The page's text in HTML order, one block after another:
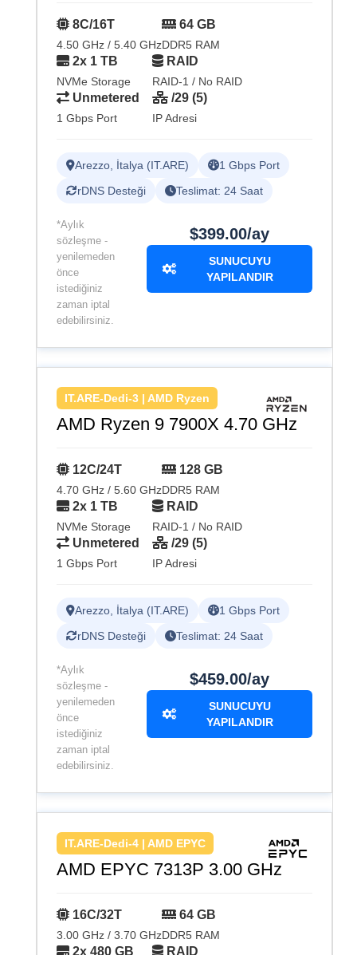
8C/16T
4.50 GHz / 5.40 GHz
64 GB
DDR5 RAM
2x 1 TB
NVMe Storage
RAID
RAID-1 / No RAID
Unmetered
1 Gbps Port
/29 (5)
IP Adresi
Arezzo, İtalya (IT.ARE)
1 Gbps Port
rDNS Desteği
Teslimat: 24 Saat
*Aylık
sözleşme -
yenilemeden
önce
istediğiniz
zaman iptal
edebilirsiniz.
$399.00/ay
SUNUCUYU
YAPILANDIR
IT.ARE-Dedi-3 | AMD Ryzen
AMD Ryzen 9 7900X 4.70 GHz
12C/24T
4.70 GHz / 5.60 GHz
128 GB
DDR5 RAM
2x 1 TB
NVMe Storage
RAID
RAID-1 / No RAID
Unmetered
1 Gbps Port
/29 (5)
IP Adresi
Arezzo, İtalya (IT.ARE)
1 Gbps Port
rDNS Desteği
Teslimat: 24 Saat
*Aylık
sözleşme -
yenilemeden
önce
istediğiniz
zaman iptal
edebilirsiniz.
$459.00/ay
SUNUCUYU
YAPILANDIR
IT.ARE-Dedi-4 | AMD EPYC
AMD EPYC 7313P 3.00 GHz
16C/32T
3.00 GHz / 3.70 GHz
64 GB
DDR5 RAM
2x 480 GB RAID